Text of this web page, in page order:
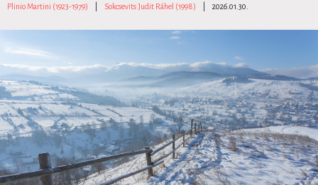
Plinio Martini (1923-1979) Sokcsevits Judit Ráhel (1998) 2026.01.30.